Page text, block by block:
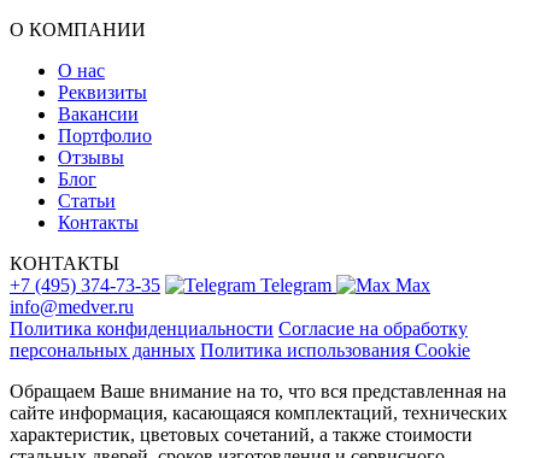
О КОМПАНИИ
О нас
Реквизиты
Вакансии
Портфолио
Отзывы
Блог
Статьи
Контакты
КОНТАКТЫ
+7 (495) 374-73-35
Telegram
Max
info@medver.ru
Политика конфиденциальности Согласие на обработку
персональных данных Политика использования Cookie
Обращаем Ваше внимание на то, что вся представленная на
сайте информация, касающаяся комплектаций, технических
характеристик, цветовых сочетаний, а также стоимости